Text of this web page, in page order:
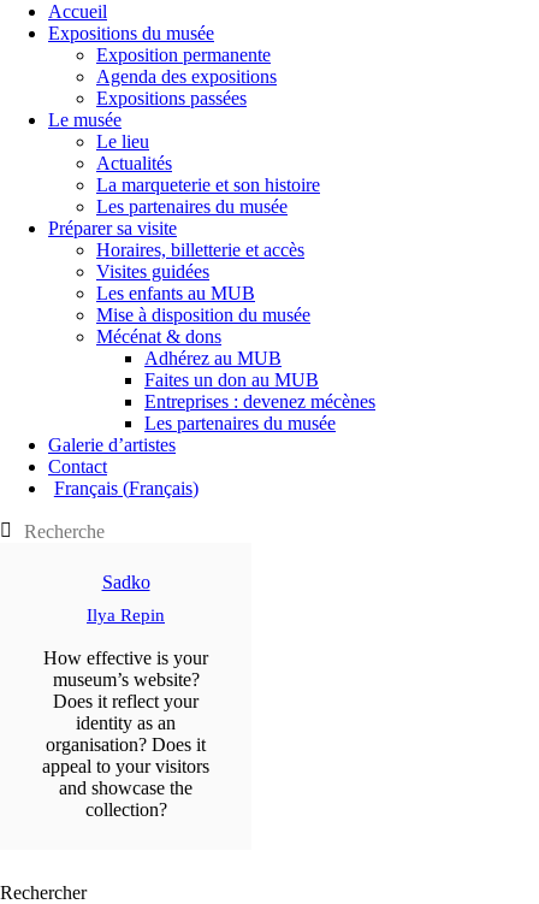
Accueil
Expositions du musée
Exposition permanente
Agenda des expositions
Expositions passées
Le musée
Le lieu
Actualités
La marqueterie et son histoire
Les partenaires du musée
Préparer sa visite
Horaires, billetterie et accès
Visites guidées
Les enfants au MUB
Mise à disposition du musée
Mécénat & dons
Adhérez au MUB
Faites un don au MUB
Entreprises : devenez mécènes
Les partenaires du musée
Galerie d’artistes
Contact
Français(Français)
Sadko
Ilya Repin
How effective is your
museum’s website?
Does it reflect your
identity as an
organisation? Does it
appeal to your visitors
and showcase the
collection?
Rechercher